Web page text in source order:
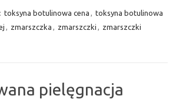
toksyna botulinowa cena , toksyna botulinowa
, zmarszczka , zmarszczki , zmarszczki
pielęgnacja